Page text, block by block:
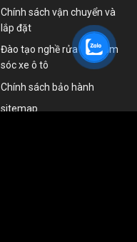
Chính sách vận chuyển và
lắp đặt
Đào tạo nghề rửa và chăm
sóc xe ô tô
Chính sách bảo hành
sitemap